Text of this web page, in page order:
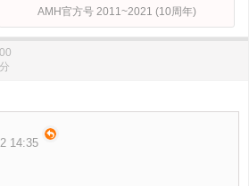
AMH官方号 2011~2021 (10周年)
14:35